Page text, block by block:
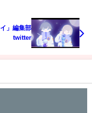
」編集部
twitter